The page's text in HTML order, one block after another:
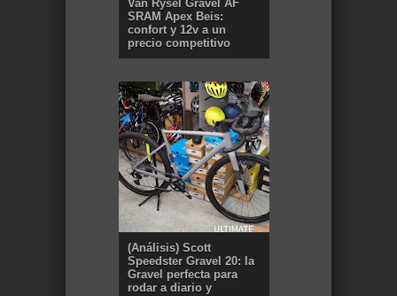
Van Rysel Gravel AF
SRAM Apex Beis:
confort y 12v a un
precio competitivo
(Análisis) Scott
Speedster Gravel 20: la
Gravel perfecta para
rodar a diario y